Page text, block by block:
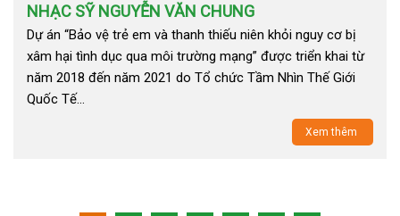
NHẠC SỸ NGUYỄN VĂN CHUNG
Dự án “Bảo vệ trẻ em và thanh thiếu niên khỏi nguy cơ bị
xâm hại tình dục qua môi trường mạng” được triển khai từ
năm 2018 đến năm 2021 do Tổ chức Tầm Nhìn Thế Giới
Quốc Tế…
Xem thêm